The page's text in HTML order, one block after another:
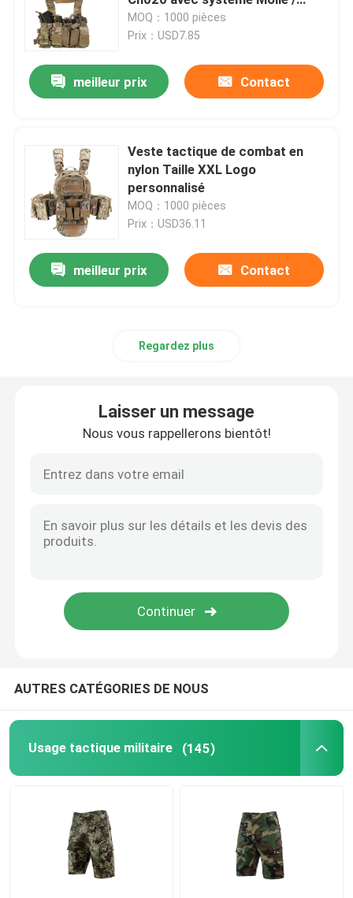
Casque ballistique tactique
Plats ballistiques militaires
Sac à dos tactique militaire
Vitesse extérieure tactique
Bottes tactiques de combat
Gilet tactique de combat
Équipement militaire tactique
Véhicules blindés militaires
Équipement électrique
PALS
MOQ：1000 pièces
Prix：USD7.85
meilleur prix Contact
Veste tactique de combat en
nylon Taille XXL Logo
personnalisé
MOQ：1000 pièces
Prix：USD36.11
meilleur prix Contact
Regardez plus
Laisser un message
Nous vous rappellerons bientôt!
AUTRES CATÉGORIES DE NOUS
Usage tactique militaire (145)